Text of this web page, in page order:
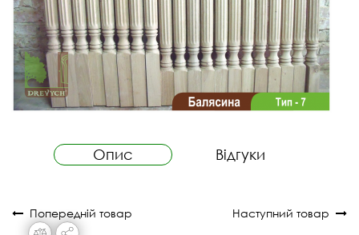
Опис Відгуки
Попередній товар Наступний товар